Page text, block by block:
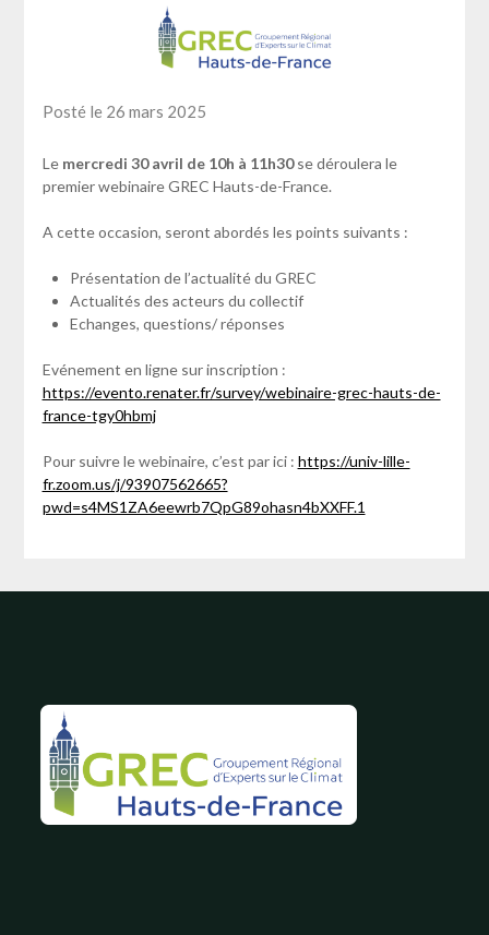
Posté le 26 mars 2025
Le mercredi 30 avril de 10h à 11h30se déroulera le
premier webinaire GREC Hauts-de-France.
A cette occasion, seront abordés les points suivants :
Présentation de l’actualité du GREC
Actualités des acteurs du collectif
Echanges, questions/ réponses
Evénement en ligne sur inscription :
https://evento.renater.fr/survey/webinaire-grec-hauts-de-
france-tgy0hbmj
Pour suivre le webinaire, c’est par ici : https://univ-lille-
fr.zoom.us/j/93907562665?
pwd=s4MS1ZA6eewrb7QpG89ohasn4bXXFF.1